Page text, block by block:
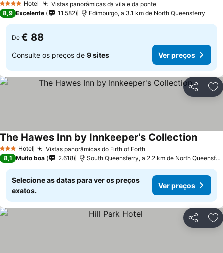
4 EstrelasHotel Vistas panorâmicas da vila e da ponteVer preços
8,9 Excelente 11.582 Edimburgo, a 3.1 km de North Queensferry
De € 88
Consulte os preços de 9 sites Ver preços
Partilhar
3 EstrelasHotel Vistas panorâmicas do Firth of ForthVer preços
The Hawes Inn by Innkeeper's CollectionVer
8,1 Muito boa 2.618 South Queensferry, a 2.2 km de North
Selecione as datas para ver os preços
exatos.
Ver preços
Partilhar